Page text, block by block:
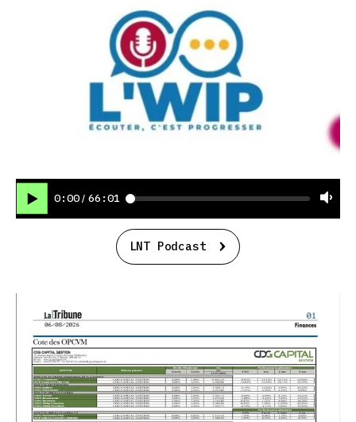
0:00 / 66:01
LNT Podcast